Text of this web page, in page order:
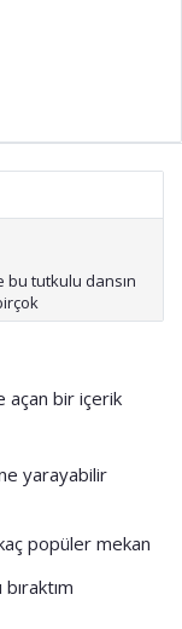
bu tutkulu dansın
açan bir içerik
yarayabilir
popüler mekan